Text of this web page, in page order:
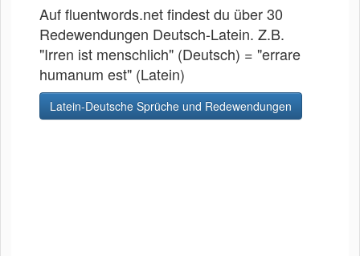
Auf fluentwords.net findest du über 30
Redewendungen Deutsch-Latein. Z.B.
"Irren ist menschlich" (Deutsch) = "errare
humanum est" (Latein)
Latein-Deutsche Sprüche und Redewendungen